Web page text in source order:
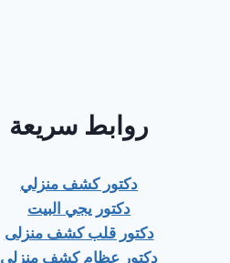
روابط سريعة
دكتور كشف منزلي
دكتور يجي البيت
دكتور قلب كشف منزلى
دكتور عظام كشف منزلى